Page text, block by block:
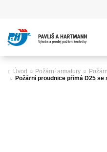
Úvod Požární armatury
Požární proudnice přímá D25 se